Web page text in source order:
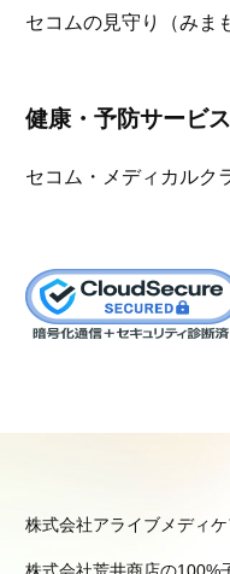
セコムの見守り（みま
健康・予防サービス
セコム・メディカルク
株式会社アライブメディ